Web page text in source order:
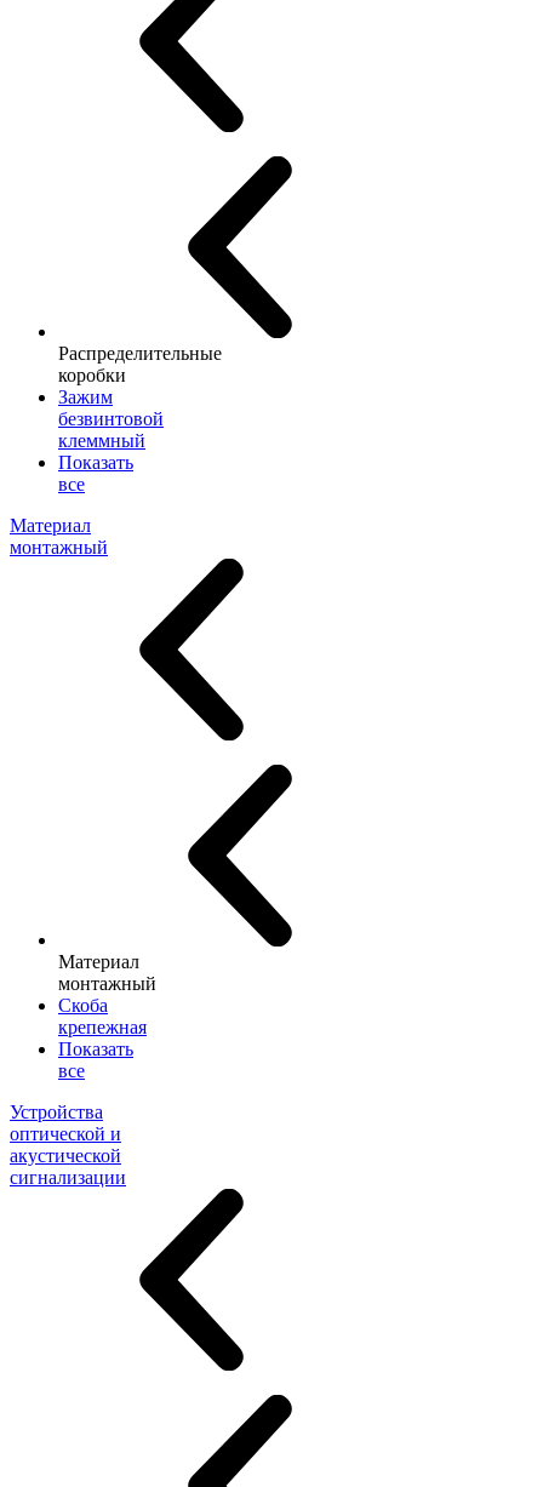
Распределительные
коробки
Зажим
безвинтовой
клеммный
Показать
все
Материал
монтажный
Материал
монтажный
Скоба
крепежная
Показать
все
Устройства
оптической и
акустической
сигнализации